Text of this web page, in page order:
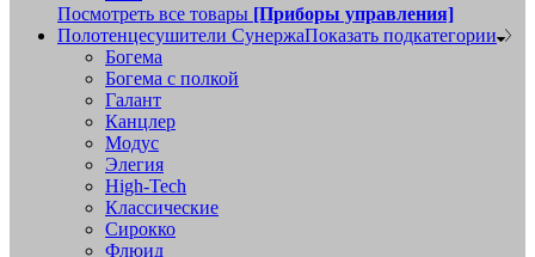
Посмотреть все товары [Приборы управления]
Полотенцесушители СунержаПоказать подкатегории
Богема
Богема с полкой
Галант
Канцлер
Модус
Элегия
High-Tech
Классические
Сирокко
Флюид